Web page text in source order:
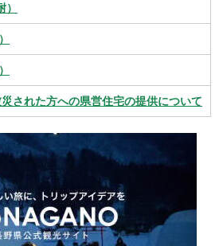
された方への県営住宅の提供について